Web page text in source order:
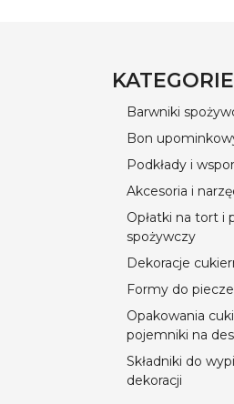
KATEGORIE
Barwniki
Bon
Podkłady i
Akcesoria i
Opłatki na tort i
spożywczy
Dekoracje
Formy do
Opakowania
pojemniki na
Składniki do
dekoracji